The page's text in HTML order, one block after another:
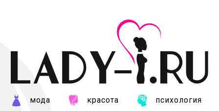
мода красота психология